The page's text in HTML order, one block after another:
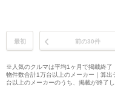
最初 前の30件
※人気のクルマは平均1ヶ月で掲載終了
物件数合計1万台以上のメーカー｜算
台以上のメーカーのうち、掲載が終了